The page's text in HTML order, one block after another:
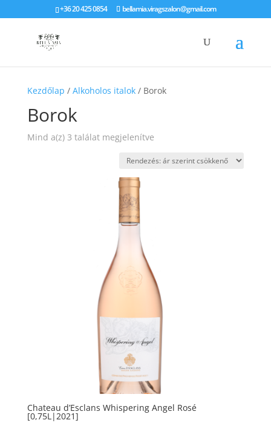
+36 20 425 0854 bellamia.viragszalon@gmail.com
Kezdőlap / Alkoholos italok/ Borok
Borok
Mind a(z) 3 találat megjelenítveSorted
price:
Chateau d’Esclans Whispering Angel Rosé
[0,75L|2021]